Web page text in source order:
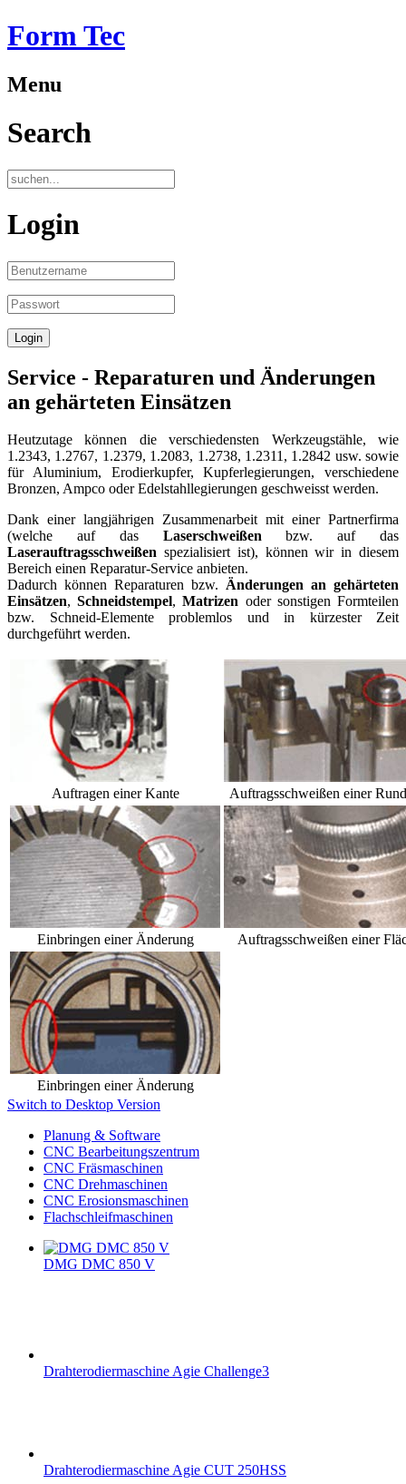
Form Tec
Menu
Search
Login
Service - Reparaturen und Änderungen
an gehärteten Einsätzen
Heutzutage können die verschiedensten Werkzeugstähle, wie
1.2343, 1.2767, 1.2379, 1.2083, 1.2738, 1.2311, 1.2842 usw. sowie
für Aluminium, Erodierkupfer, Kupferlegierungen, verschiedene
Bronzen, Ampco oder Edelstahllegierungen geschweisst werden.
Dank einer langjährigen Zusammenarbeit mit einer Partnerfirma
(welche auf das Laserschweißenbzw. auf das
Laserauftragsschweißen spezialisiert ist), können wir in diesem
Bereich einen Reparatur-Service anbieten.
Dadurch können Reparaturen bzw. Änderungen an gehärteten
Einsätzen,Schneidstempel,Matrizen oder sonstigen Formteilen
bzw. Schneid-Elemente problemlos und in kürzester Zeit
durchgeführt werden.
Auftragen einer Kante Auftragsschweißen einer
Einbringen einer Änderung Auftragsschweißen einer
Einbringen einer Änderung
Switch to Desktop Version
Planung & Software
CNC Bearbeitungszentrum
CNC Fräsmaschinen
CNC Drehmaschinen
CNC Erosionsmaschinen
Flachschleifmaschinen
DMG DMC 850 V
Drahterodiermaschine Agie Challenge3
Drahterodiermaschine Agie CUT 250HSS